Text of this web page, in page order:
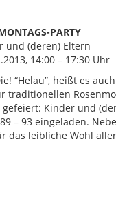
PARTY
und (deren) Eltern
14:00 – 17:30 Uhr
“Helau”, heißt es
traditionellen
Kinder und
– 93 eingeladen.
leibliche Wohl aller